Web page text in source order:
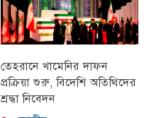
তেহরানে খামেনির দাফন
প্রক্রিয়া শুরু, বিদেশি অতিথিদের
শ্রদ্ধা নিবেদন